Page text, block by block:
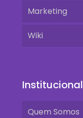
Marketing
Wiki
Institucional
Quem Somos